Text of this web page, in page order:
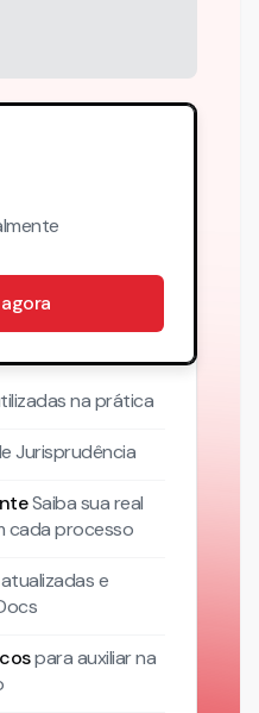
na prática
Jurisprudência
Saiba sua real
cada processo
e
para auxiliar na